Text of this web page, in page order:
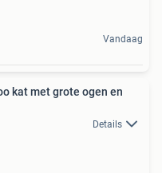
Vandaag
kat met grote ogen en
Details